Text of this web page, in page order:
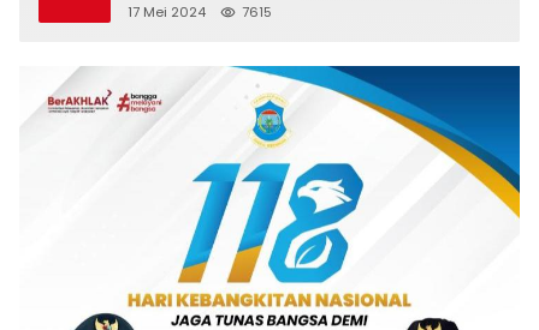
Batam
17 Mei 2024 7615